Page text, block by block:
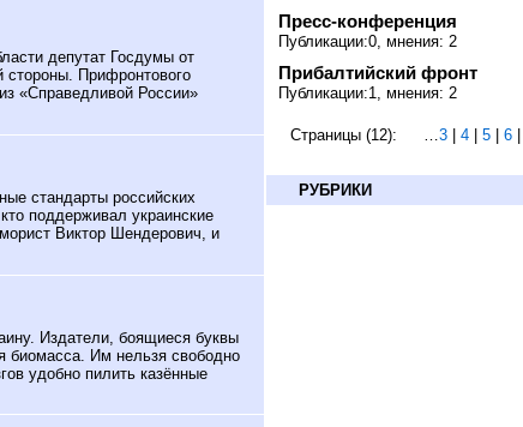
депутат Госдумы от
Прифронтового
«Справедливой России»
стандарты российских
поддерживал украинские
Виктор Шендерович, и
Издатели, боящиеся буквы
биомасса. Им нельзя свободно
удобно пилить казённые
Пресс-конференция
Публикации:0, мнения: 2
Прибалтийский фронт
Публикации:1, мнения: 2
Страницы (12): …3 4 5 6
РУБРИКИ